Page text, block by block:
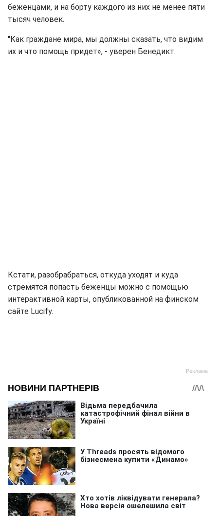
беженцами, и на борту каждого из них не менее пяти
тысяч человек.
"Как граждане мира, мы должны сказать, что видим
их и что помощь придет», - уверен Бенедикт.
Кстати, разобрабраться, откуда уходят и куда
стремятся попасть беженцы можно с помощью
интерактивной карты, опубликованной на финском
сайте Lucify.